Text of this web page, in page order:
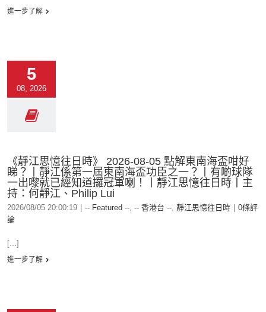
進一步了解
5
08, 2026
《靜江思憶往日時》 2026-08-05 點解東南海盃咁好
睇？丨靜江係第一屆東南海盃功臣之一？丨有啲球隊
一出嚟就已經知道攞冠軍喇！丨靜江思憶往日時丨主
持：何靜江、Philip Lui
2026/08/05 20:00:19 -- Featured --, -- 香港台 --, 靜江思憶往日時
0條評
論
[...]
進一步了解